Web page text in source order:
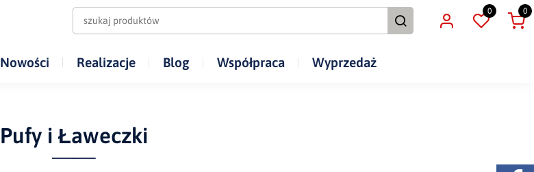
0 0
Nowości Realizacje Blog Współpraca Wyprzedaż
Pufy i Ławeczki